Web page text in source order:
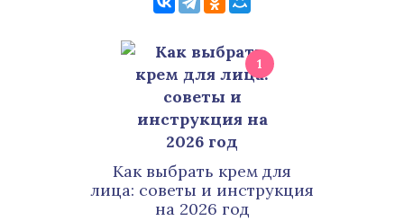
1
Как выбрать крем для
лица: советы и инструкция
на 2026 год